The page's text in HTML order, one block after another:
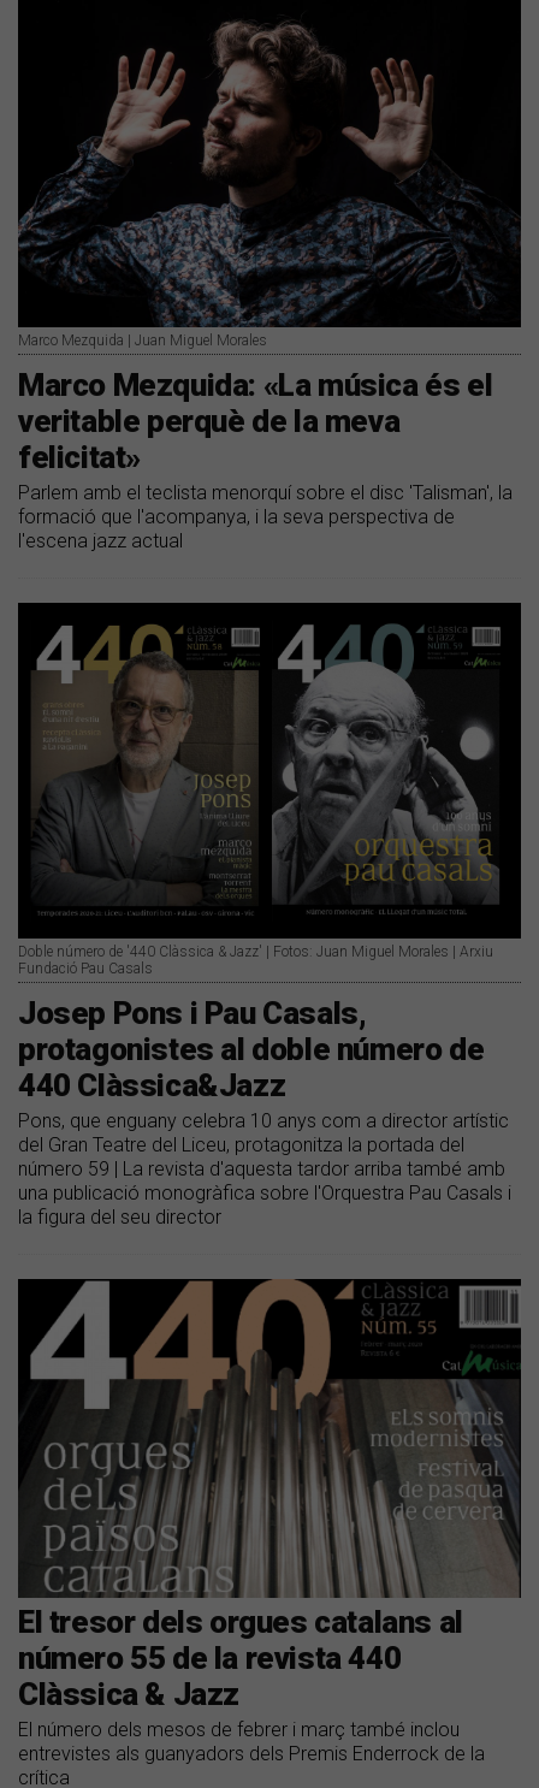
Marco Mezquida | Juan Miguel Morales
Marco Mezquida: «La música és el
veritable perquè de la meva
felicitat»
Parlem amb el teclista menorquí sobre el disc 'Talisman', la
formació que l'acompanya, i la seva perspectiva de
l'escena jazz actual
Doble número de '440 Clàssica & Jazz' | Fotos: Juan Miguel Morales | Arxiu
Fundació Pau Casals
Josep Pons i Pau Casals,
protagonistes al doble número de
440 Clàssica&Jazz
Pons, que enguany celebra 10 anys com a director artístic
del Gran Teatre del Liceu, protagonitza la portada del
número 59 | La revista d'aquesta tardor arriba també amb
una publicació monogràfica sobre l'Orquestra Pau Casals i
la figura del seu director
El tresor dels orgues catalans al
número 55 de la revista 440
Clàssica & Jazz
El número dels mesos de febrer i març també inclou
entrevistes als guanyadors dels Premis Enderrock de la
crítica